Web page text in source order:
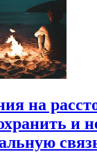
на
и